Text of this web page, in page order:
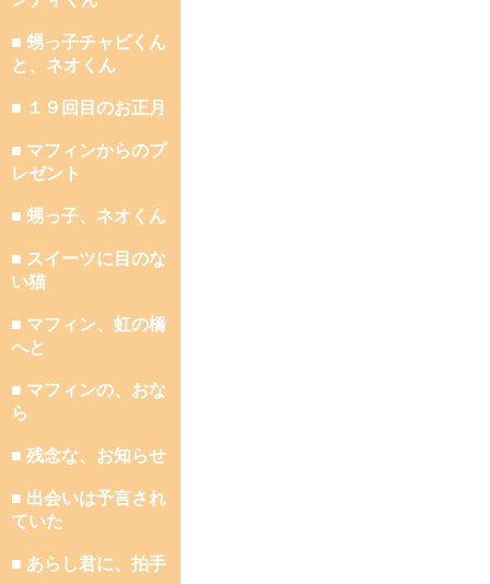
■ 甥っ子チャビくん
と、ネオくん
■ １９回目のお正月
■ マフィンからのプ
レゼント
■ 甥っ子、ネオくん
■ スイーツに目のな
い猫
■ マフィン、虹の橋
へと
■ マフィンの、おな
ら
■ 残念な、お知らせ
■ 出会いは予言され
ていた
■ あらし君に、拍手